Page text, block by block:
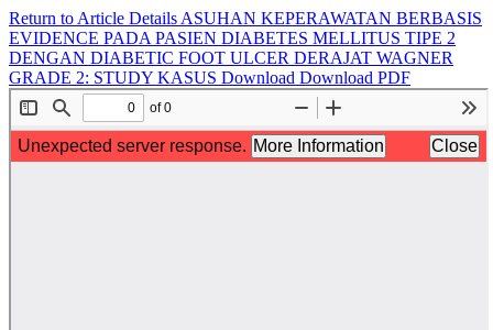
Return to Article Details ASUHAN KEPERAWATAN BERBASIS
EVIDENCE PADA PASIEN DIABETES MELLITUS TIPE 2
DENGAN DIABETIC FOOT ULCER DERAJAT WAGNER
GRADE 2: STUDY KASUS Download Download PDF